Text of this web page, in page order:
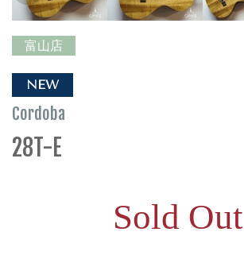
富山店
NEW
Cordoba
28T-E
Sold Out